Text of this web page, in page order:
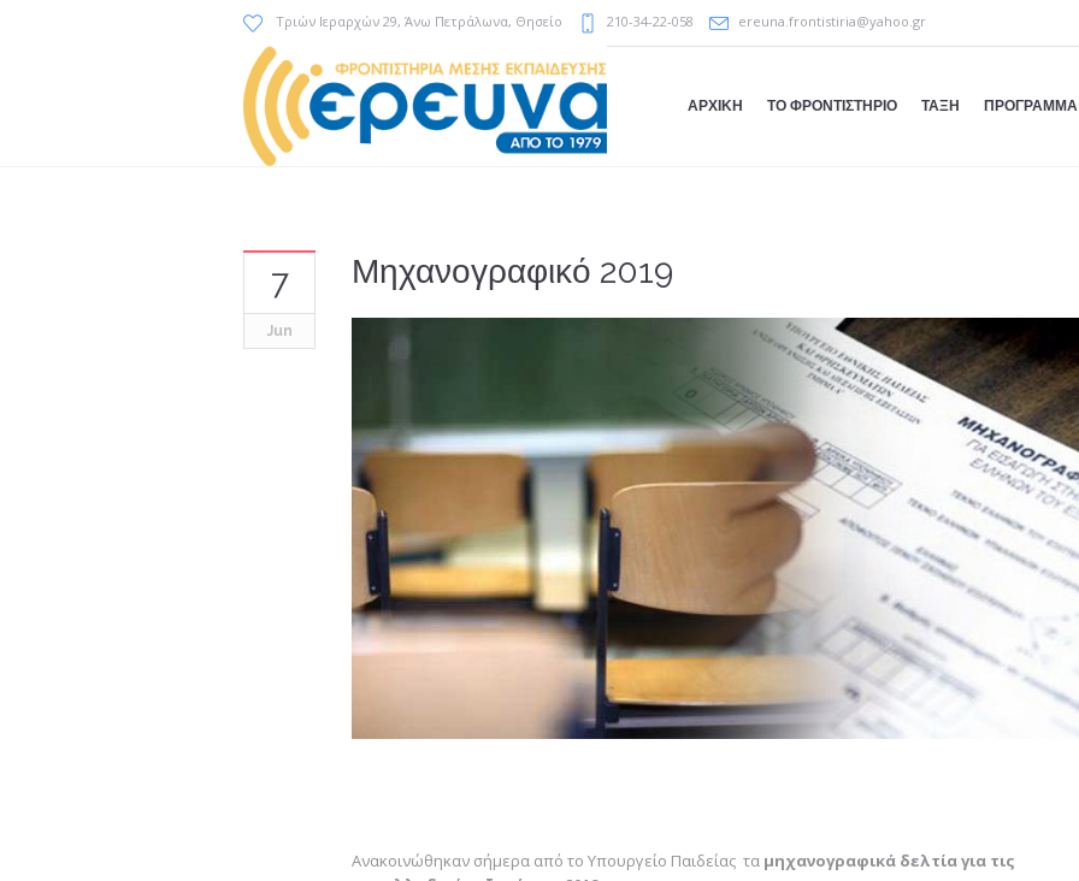
Τριών Ιεραρχών 29, Άνω Πετράλωνα, Θησείο 210-34-22-058 ereuna.frontistiria@yahoo.gr
ΑΡΧΙΚΗ ΤΟ ΦΡΟΝΤΙΣΤΗΡΙΟ ΤΑΞΗ ΠΡΟΓΡΑΜΜΑ
7
Jun
Μηχανογραφικό 2019
Ανακοινώθηκαν σήμερα από το Υπουργείο Παιδείας τα μηχανογραφικά δελτία για τις